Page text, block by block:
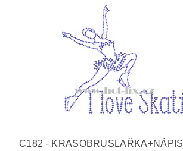
C182 - KRASOBRUSLAŘKA+NÁPIS